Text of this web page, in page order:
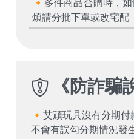
煩請分批下單或改宅配
《防詐騙
🔸艾頑玩具沒有分期
不會有誤勾分期情況發生